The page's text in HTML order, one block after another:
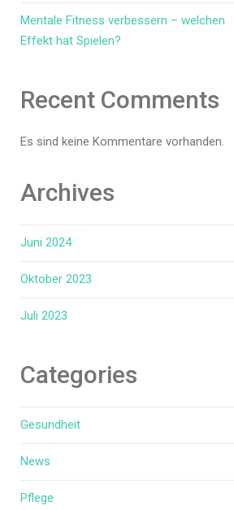
Mentale Fitness verbessern – welchen
Effekt hat Spielen?
Recent Comments
Es sind keine Kommentare vorhanden.
Archives
Juni 2024
Oktober 2023
Juli 2023
Categories
Gesundheit
News
Pflege